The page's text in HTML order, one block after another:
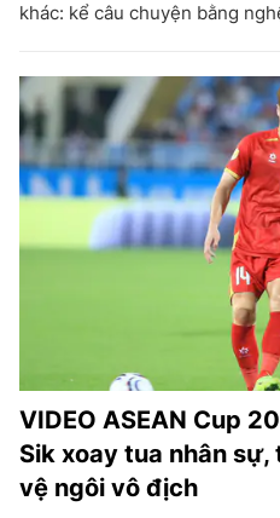
khác: kể câu chuyện bằng
VIDEO ASEAN Cup
Sik xoay tua nhân
vệ ngôi vô địch